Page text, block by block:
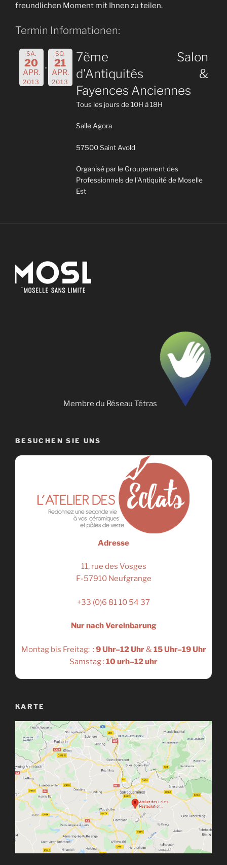
freundlichen Moment mit Ihnen zu teilen.
Termin Informationen:
SA.
20
APR.
2013
SO.
21
APR.
2013
7ème Salon
d'Antiquités &
Fayences Anciennes
Tous les jours de 10H à 18H
Salle Agora
57500 Saint Avold
Organisé par le Groupement des
Professionnels de l'Antiquité de Moselle
Est
Membre du Réseau Tétras
BESUCHEN SIE UNS
Adresse
11, rue des Vosges
F-57910 Neufgrange
+33 (0)6 81 10 54 37
Nur nach Vereinbarung
Montag bis Freitag: :9 Uhr–12 Uhr&15 Uhr–19 Uhr
Samstag :10 urh–12 uhr
KARTE